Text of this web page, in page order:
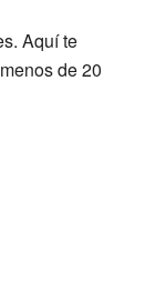
Aquí te
de 20